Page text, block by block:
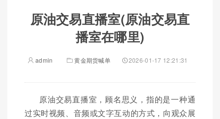
原油交易直播室(原油交易直
播室在哪里)
admin 黄金期货喊单 2026-01-17 12:21:31
原油交易直播室，顾名思义，指的是一种通
过实时视频、音频或文字互动的方式，向观众展